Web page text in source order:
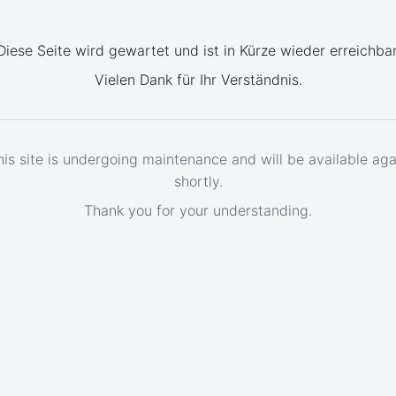
Seite wird gewartet und ist in Kürze wieder
Vielen Dank für Ihr Verständnis.
site is undergoing maintenance and will be available
shortly.
Thank you for your understanding.